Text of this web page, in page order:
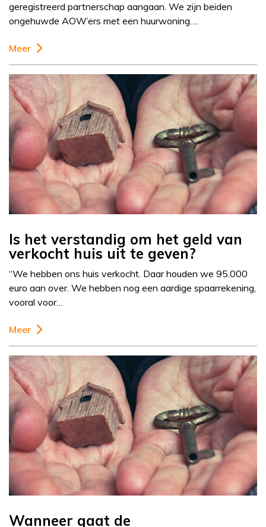
geregistreerd partnerschap aangaan. We zijn beiden
ongehuwde AOW’ers met een huurwoning….
Meer
Is het verstandig om het geld van
verkocht huis uit te geven?
“We hebben ons huis verkocht. Daar houden we 95.000
euro aan over. We hebben nog een aardige spaarrekening,
vooral voor…
Meer
Wanneer gaat de